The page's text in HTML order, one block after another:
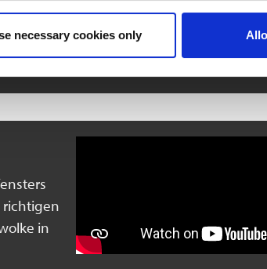
necessary cookies only
und die Ebenen und das
Rest für Sie. Im
in
richtigen
in